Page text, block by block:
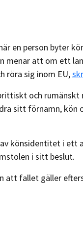
en person byter
menar att om ett
röra sig inom EU,
och rumänskt
sitt förnamn, kön
könsidentitet i ett
i sitt beslut.
att fallet gäller